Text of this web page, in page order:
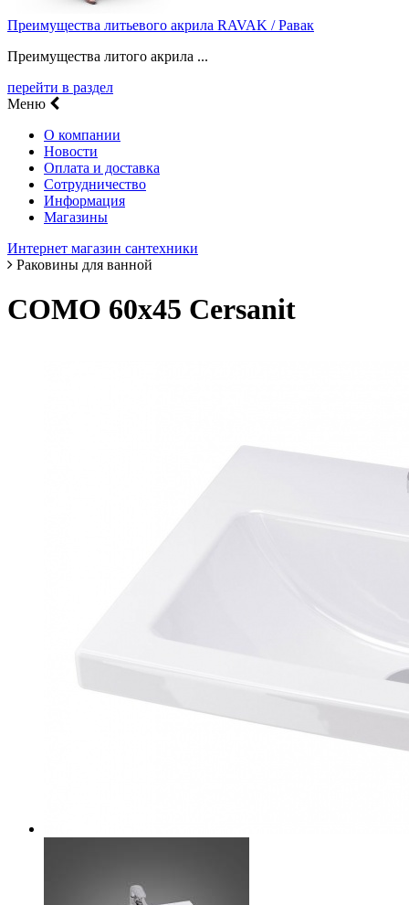
Преимущества литьевого акрила RAVAK / Равак
Преимущества литого акрила ...
перейти в раздел
Меню
О компании
Новости
Оплата и доставка
Сотрудничество
Информация
Магазины
Интернет магазин сантехники
Раковины для ванной
COMO 60х45 Cersanit